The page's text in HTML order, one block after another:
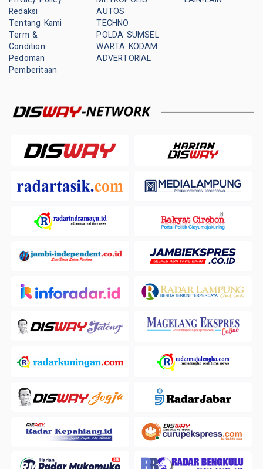
Redaksi
Tentang Kami
Term &
Condition
Pedoman
Pemberitaan
AUTOS
TECHNO
POLDA SUMSEL
WARTA KODAM
ADVERTORIAL